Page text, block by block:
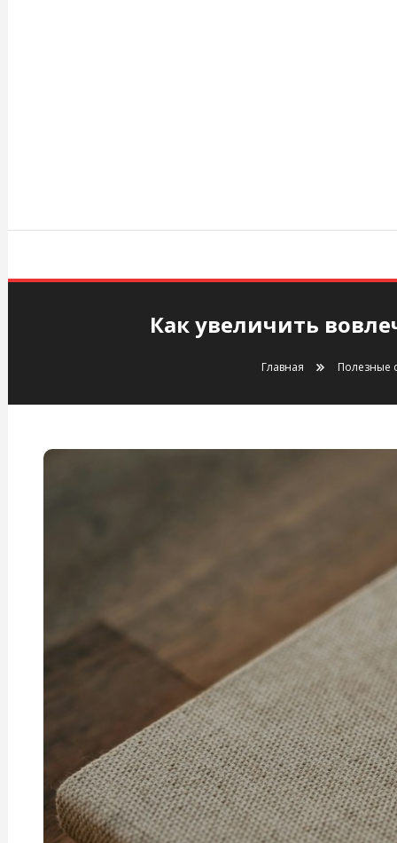
Как увеличить
Главная Полезные